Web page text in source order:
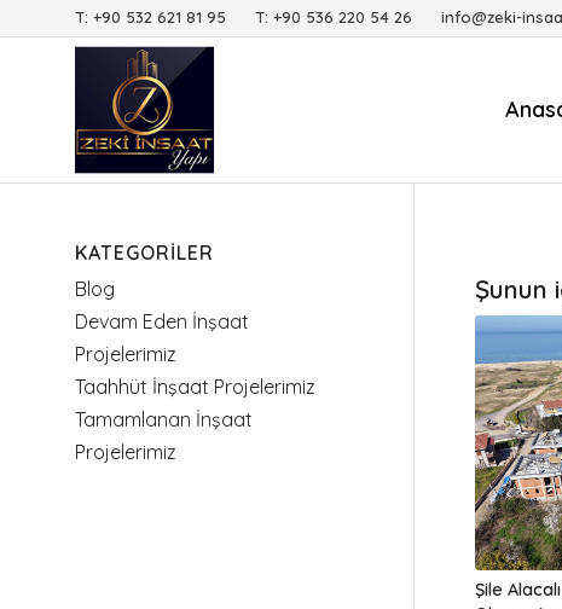
T: +90 532 621 81 95 T: +90 536 220 54 26 info@zeki-
Şunun
Şile
KATEGORILER
Blog
Devam Eden İnşaat
Projelerimiz
Taahhüt İnşaat Projelerimiz
Tamamlanan İnşaat
Projelerimiz